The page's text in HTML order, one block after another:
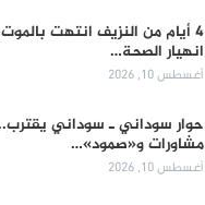
4 أيام من النزيف انتهت
انهيار الصحة…
أغسطس 10, 2026
حوار سوداني ـ سوداني
مشاورات و«صمود»…
أغسطس 10, 2026